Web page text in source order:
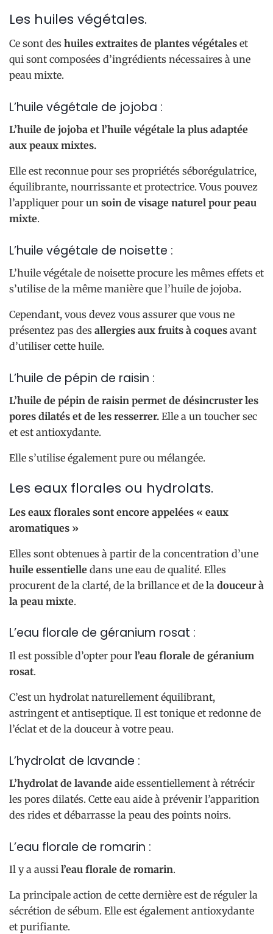
Les huiles végétales.
Ce sont des huiles extraites de plantes végétales et
qui sont composées d’ingrédients nécessaires à une
peau mixte.
L’huile végétale de jojoba :
L’huile de jojoba et l’huile végétale la plus adaptée
aux peaux mixtes.
Elle est reconnue pour ses propriétés séborégulatrice,
équilibrante, nourrissante et protectrice. Vous pouvez
l’appliquer pour un soin de visage naturel pour peau
mixte.
L’huile végétale de noisette :
L’huile végétale de noisette procure les mêmes effets et
s’utilise de la même manière que l’huile de jojoba.
Cependant, vous devez vous assurer que vous ne
présentez pas des allergies aux fruits à coques avant
d’utiliser cette huile.
L’huile de pépin de raisin :
L’huile de pépin de raisin permet de désincruster les
pores dilatés et de les resserrer. Elle a un toucher sec
et est antioxydante.
Elle s’utilise également pure ou mélangée.
Les eaux florales ou hydrolats.
Les eaux florales sont encore appelées « eaux
aromatiques »
Elles sont obtenues à partir de la concentration d’une
huile essentielle dans une eau de qualité. Elles
procurent de la clarté, de la brillance et de la douceur à
la peau mixte.
L’eau florale de géranium rosat :
Il est possible d’opter pour l’eau florale de géranium
rosat.
C’est un hydrolat naturellement équilibrant,
astringent et antiseptique. Il est tonique et redonne de
l’éclat et de la douceur à votre peau.
L’hydrolat de lavande :
L’hydrolat de lavande aide essentiellement à rétrécir
les pores dilatés. Cette eau aide à prévenir l’apparition
des rides et débarrasse la peau des points noirs.
L’eau florale de romarin :
Il y a aussi l’eau florale de romarin.
La principale action de cette dernière est de réguler la
sécrétion de sébum. Elle est également antioxydante
et purifiante.